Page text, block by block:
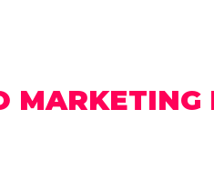
MARKETING